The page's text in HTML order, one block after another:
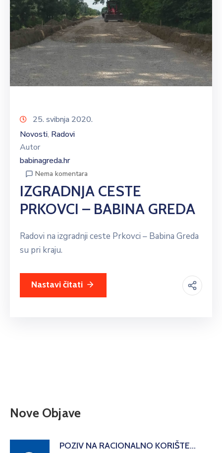
25. svibnja 2020.
Novosti‚ Radovi
Autor
babinagreda.hr
Nema komentara
IZGRADNJA CESTE
PRKOVCI – BABINA GREDA
Radovi na izgradnji ceste Prkovci – Babina Greda
su pri kraju.
Nastavi čitati
Nove Objave
POZIV NA RACIONALNO KORIŠTE…